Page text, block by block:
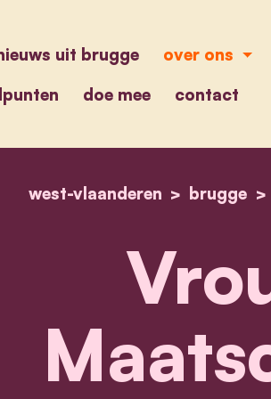
uit brugge
over ons
doe mee contact
west-vlaanderen brugge